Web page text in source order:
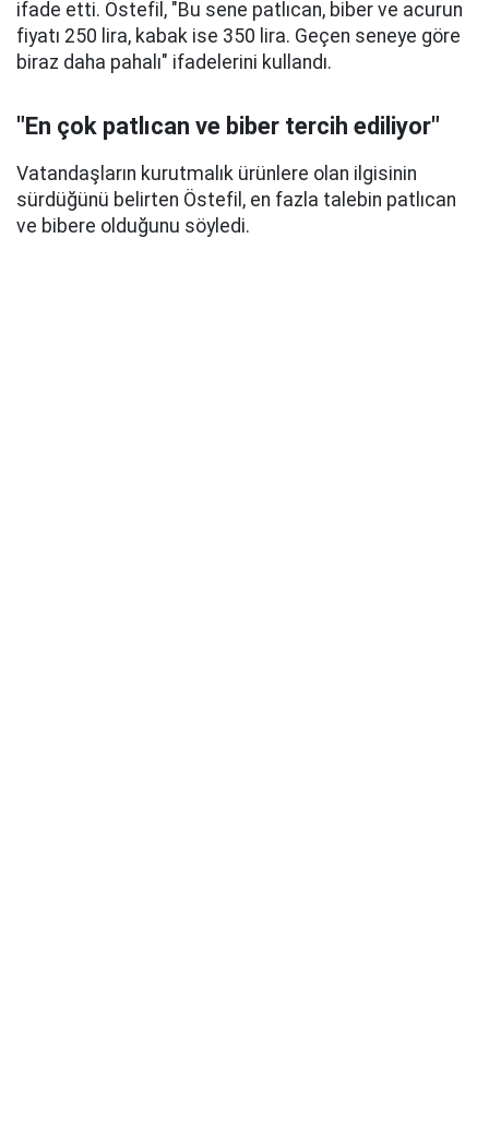
ifade etti. Östefil, "Bu sene patlıcan, biber ve acurun
fiyatı 250 lira, kabak ise 350 lira. Geçen seneye göre
biraz daha pahalı" ifadelerini kullandı.
"En çok patlıcan ve biber tercih ediliyor"
Vatandaşların kurutmalık ürünlere olan ilgisinin
sürdüğünü belirten Östefil, en fazla talebin patlıcan
ve bibere olduğunu söyledi.